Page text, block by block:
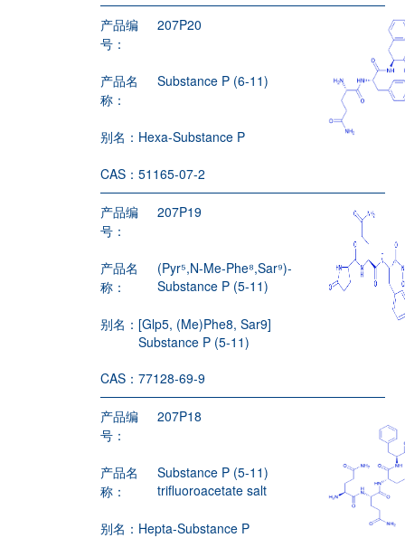
产品编
号：
207P20
产品名
称：
Substance P (6-11)
别名： Hexa-Substance P
CAS：51165-07-2
产品编
号：
207P19
产品名
称：
(Pyr⁵,N-Me-Phe⁸,Sar⁹)-
Substance P (5-11)
别名：[Glp5, (Me)Phe8, Sar9]
Substance P (5-11)
CAS：77128-69-9
产品编
号：
207P18
产品名
称：
Substance P (5-11)
trifluoroacetate salt
别名： Hepta-Substance P